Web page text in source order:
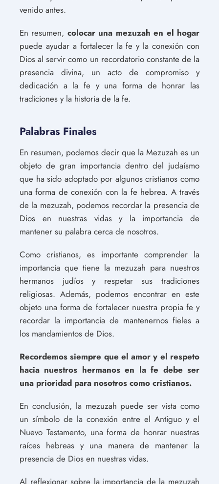
venido antes.
En resumen, colocar una mezuzah en el hogar
puede ayudar a fortalecer la fe y la conexión con
Dios al servir como un recordatorio constante de la
presencia divina, un acto de compromiso y
dedicación a la fe y una forma de honrar las
tradiciones y la historia de la fe.
Palabras Finales
En resumen, podemos decir que la Mezuzah es un
objeto de gran importancia dentro del judaísmo
que ha sido adoptado por algunos cristianos como
una forma de conexión con la fe hebrea. A través
de la mezuzah, podemos recordar la presencia de
Dios en nuestras vidas y la importancia de
mantener su palabra cerca de nosotros.
Como cristianos, es importante comprender la
importancia que tiene la mezuzah para nuestros
hermanos judíos y respetar sus tradiciones
religiosas. Además, podemos encontrar en este
objeto una forma de fortalecer nuestra propia fe y
recordar la importancia de mantenernos fieles a
los mandamientos de Dios.
Recordemos siempre que el amor y el respeto
hacia nuestros hermanos en la fe debe ser
una prioridad para nosotros como cristianos.
En conclusión, la mezuzah puede ser vista como
un símbolo de la conexión entre el Antiguo y el
Nuevo Testamento, una forma de honrar nuestras
raíces hebreas y una manera de mantener la
presencia de Dios en nuestras vidas.
Al reflexionar sobre la importancia de la mezuzah